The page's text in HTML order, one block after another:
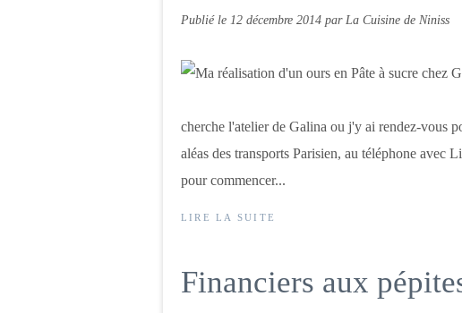
Publié le 12 décembre 2014 par La Cuisine de Niniss
cherche l'atelier de Galina ou j'y ai rendez-vous
aléas des transports Parisien, au téléphone avec
pour commencer...
LIRE LA SUITE
Financiers aux